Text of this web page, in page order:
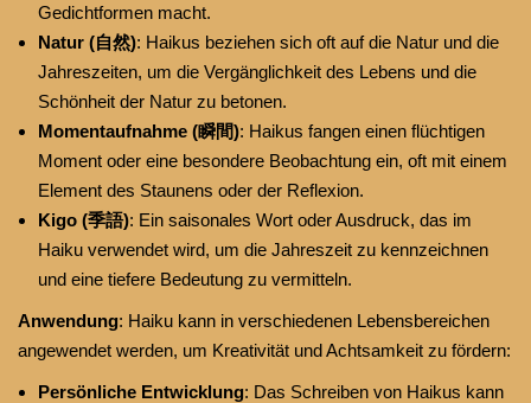
Gedichtformen macht.
Natur (自然): Haikus beziehen sich oft auf die Natur und die
Jahreszeiten, um die Vergänglichkeit des Lebens und die
Schönheit der Natur zu betonen.
Momentaufnahme (瞬間): Haikus fangen einen flüchtigen
Moment oder eine besondere Beobachtung ein, oft mit einem
Element des Staunens oder der Reflexion.
Kigo (季語): Ein saisonales Wort oder Ausdruck, das im
Haiku verwendet wird, um die Jahreszeit zu kennzeichnen
und eine tiefere Bedeutung zu vermitteln.
Anwendung: Haiku kann in verschiedenen Lebensbereichen
angewendet werden, um Kreativität und Achtsamkeit zu fördern:
Persönliche Entwicklung: Das Schreiben von Haikus kann